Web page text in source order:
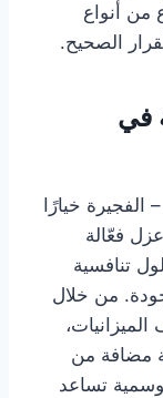
من أنواع
الصحيح.
في
خيارًا
فعّالة
تنافسية
من خلال
مضافة من
تساعد